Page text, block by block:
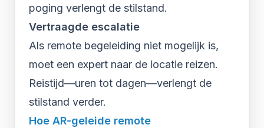
poging verlengt de stilstand.
Vertraagde escalatie
Als remote begeleiding niet mogelijk is,
moet een expert naar de locatie reizen.
Reistijd—uren tot dagen—verlengt de
stilstand verder.
Hoe AR-geleide remote